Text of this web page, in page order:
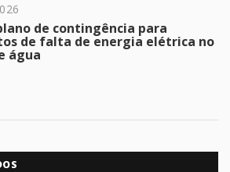
de contingência para
de falta de energia elétrica no
água